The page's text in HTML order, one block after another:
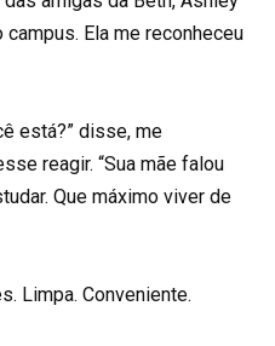
Ela me reconheceu
está?” disse, me
reagir. “Sua mãe falou
Que máximo viver de
Limpa. Conveniente.